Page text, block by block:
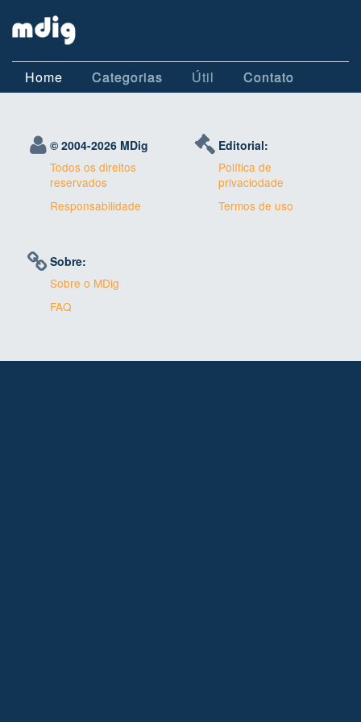
Home Categorias Útil Contato
© 2004-2026 MDig
Todos os direitos
reservados
Responsabilidade
Editorial:
Política de
privaciodade
Termos de uso
Sobre:
Sobre o MDig
FAQ